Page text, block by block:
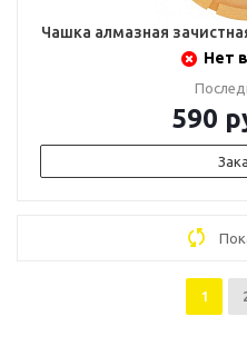
Чашка алмазная
Нет
590
1